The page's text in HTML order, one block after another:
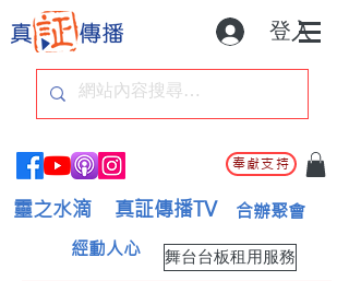
登入
奉獻支持
靈之水滴 真証傳播TV 合辦聚會
舞台台板租用服務
經動人心